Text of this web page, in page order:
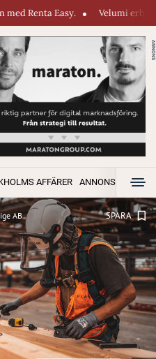
Easy. Velumi erbjuder ett
ANNONS
AFFÄRER ANNONSERA
AB SPARA